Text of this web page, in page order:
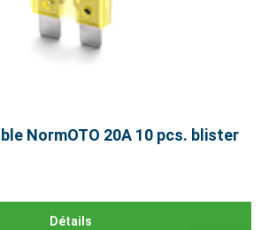
NormOTO 20A 10 pcs. blister
Détails